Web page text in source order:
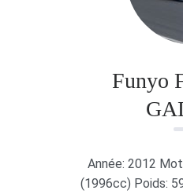
Funyo
Année: 2012
(1996cc) Poids: